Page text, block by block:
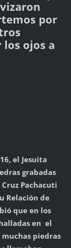
por
ojos a
el Jesuita
grabadas
Pachacuti
Relación de
que en los
en el
piedras